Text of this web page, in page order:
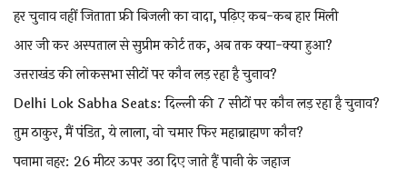
हर चुनाव नहीं जिताता फ्री बिजली का वादा, पढ़िए कब-कब हार मिली
आर जी कर अस्पताल से सुप्रीम कोर्ट तक, अब तक क्या-क्या हुआ?
उत्तराखंड की लोकसभा सीटों पर कौन लड़ रहा है चुनाव?
Delhi Lok Sabha Seats: दिल्ली की 7 सीटों पर कौन लड़ रहा है चुनाव?
तुम ठाकुर, मैं पंडित, ये लाला, वो चमार फिर महाब्राह्मण कौन?
पनामा नहर: 26 मीटर ऊपर उठा दिए जाते हैं पानी के जहाज